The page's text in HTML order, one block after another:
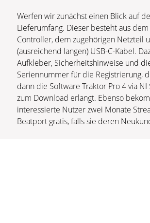
Werfen wir zunächst einen Blick auf
Lieferumfang. Dieser besteht aus
Controller, dem zugehörigen Netzteil
(ausreichend langen) USB-C-Kabel.
Aufkleber, Sicherheitshinweise und
Seriennummer für die Registrierung,
dann die Software Traktor Pro 4 via NI
zum Download erlangt. Ebenso
interessierte Nutzer zwei Monate
Beatport gratis, falls sie deren